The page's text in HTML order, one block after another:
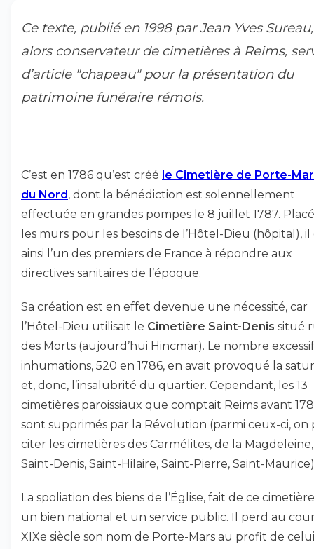
Ce texte, publié en 1998 par Jean Yves Sureau,
alors conservateur de cimetières à Reims,
d’article "chapeau" pour la présentation du
patrimoine funéraire rémois.
C’est en 1786 qu’est créé le Cimetière de Porte-
du Nord, dont la bénédiction est solennellement
effectuée en grandes pompes le 8 juillet 1787.
les murs pour les besoins de l’Hôtel-Dieu (hôpital), il
ainsi l’un des premiers de France à répondre aux
directives sanitaires de l’époque.
Sa création est en effet devenue une nécessité, car
l’Hôtel-Dieu utilisait le Cimetière Saint-Denis situé
des Morts (aujourd’hui Hincmar). Le nombre
inhumations, 520 en 1786, en avait provoqué la
et, donc, l’insalubrité du quartier. Cependant, les 13
cimetières paroissiaux que comptait Reims avant
sont supprimés par la Révolution (parmi ceux-ci, on
citer les cimetières des Carmélites, de la
Saint-Denis, Saint-Hilaire, Saint-Pierre, Saint-
La spoliation des biens de l’Église, fait de ce
un bien national et un service public. Il perd au
XIXe siècle son nom de Porte-Mars au profit de celui